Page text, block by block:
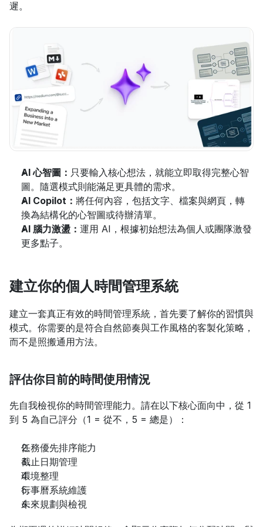
遲。
AI 心智圖： 只要輸入核心想法，就能立即取得完整心智
圖。隨選模式則能滿足更具體的需求。
AI Copilot： 將任何內容，包括文字、檔案與網頁，轉
換為結構化的心智圖或待辦清單。
AI 腦力激盪： 運用 AI，根據初始想法為個人或團隊激發
更多點子。
建立你的個人時間管理系統
建立一套真正有效的時間管理系統，首先要了解你的習慣與
模式。你需要的是符合自然節奏與工作風格的客製化策略，
而不是照搬通用方法。
評估你目前的時間使用情況
先自我檢視你的時間管理能力。請在以下核心面向中，從 1
到 5 為自己評分（1 = 從不，5 = 總是）：
任務優先排序能力
截止日期管理
環境整理
行事曆系統維護
未來規劃與檢視